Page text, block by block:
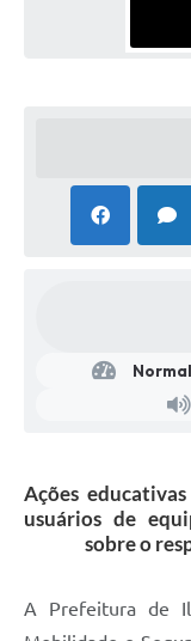
Ações
usuários de
sobre o
A Prefeitura de